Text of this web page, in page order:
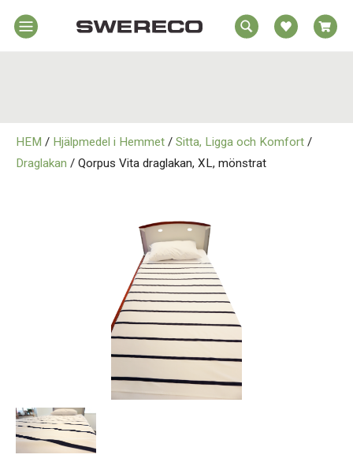
Rörelsehjälpmedel
HEM / Hjälpmedel i Hemmet / Sitta, Ligga och Komfort /
Draglakan / Qorpus Vita draglakan, XL, mönstrat